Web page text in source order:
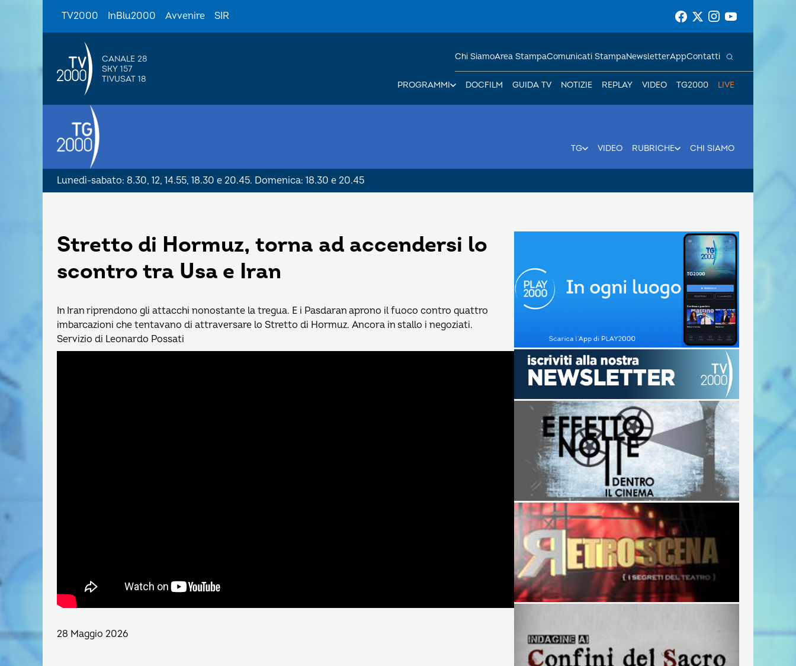
TV2000 InBlu2000 Avvenire SIR
CANALE 28
SKY 157
TIVUSAT 18
PROGRAMMI DOCFILM GUIDA TV NOTIZIE REPLAY VIDEO TG2000 LIVE
Chi SiamoArea StampaComunicati StampaNewsletterAppContatti
TG VIDEO RUBRICHE CHI SIAMO
Lunedì-sabato: 8.30, 12, 14.55, 18.30 e 20.45. Domenica: 18.30 e 20.45
Stretto di Hormuz, torna ad accendersi lo
scontro tra Usa e Iran
In Iran riprendono gli attacchi nonostante la tregua. E i Pasdaran aprono il fuoco contro quattro
imbarcazioni che tentavano di attraversare lo Stretto di Hormuz. Ancora in stallo i negoziati.
Servizio di Leonardo Possati
28 Maggio 2026